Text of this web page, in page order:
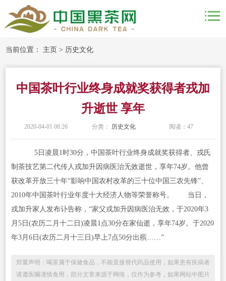
当前位置： 主页 > 历史文化
中国茶叶行业终身成就奖获得者戎加
升逝世 享年
2020-04-01 08:26 分类： 历史文化 阅读：47
5日凌晨1时30分，中国茶叶行业终身成就奖获得者、戎氏
制茶技艺第二代传人戎加升因病医治无效逝世，享年74岁。他曾
获改革开放三十年“影响中国农村改革的三十位中国三农先锋”、
2010年中国茶叶行业年度十大经济人物等荣誉称号。 当日，
戎加升家人发布讣告称，“家父戎加升因病医治无效，于2020年3
月5日(农历二月十二日)凌晨1点30分在家仙逝，享年74岁。于2020
年3月6日(农历二月十三日)早上7点50分出殡……”
郑重声明：喝茶属于保健食品，不能直接替代药品使用，如果患有疾病者
请遵医嘱谨慎食用，部分文章来源于网络，仅作为参考，如果网站中图片